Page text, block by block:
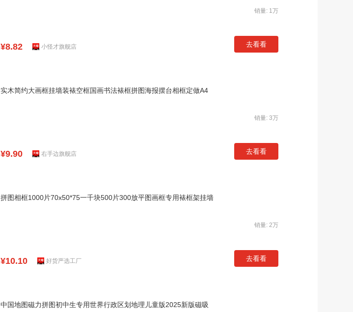
销量: 1万
¥8.82 小怪才旗舰店 去看看
实木简约大画框挂墙装裱空框国画书法裱框拼图海报摆台相框定做A4
销量: 3万
¥9.90 右手边旗舰店 去看看
拼图相框1000片70x50*75一千块500片300放平图画框专用裱框架挂墙
销量: 2万
¥10.10 好货严选工厂 去看看
中国地图磁力拼图初中生专用世界行政区划地理儿童版2025新版磁吸